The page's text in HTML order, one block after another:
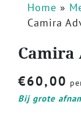
Home »
Camira
Camira
€60,00
Bij grote